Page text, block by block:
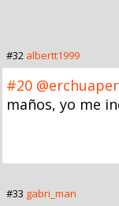
#32 albertt1999
#20
maños, yo me
#33 gabri_man